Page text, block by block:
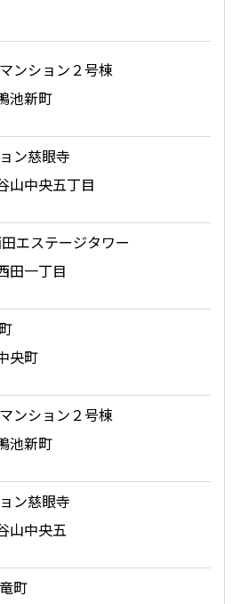
ンション２号棟
池新町
ン慈眼寺
山中央五丁目
エステージタワー
田一丁目
央町
ンション２号棟
池新町
ン慈眼寺
山中央五
町